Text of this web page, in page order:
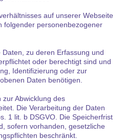
auf unserer Webseite
folgender personenbezogener
zu deren Erfassung und
oder berechtigt sind und
Identifizierung oder zur
Daten benötigen.
Abwicklung des
Die Verarbeitung der Daten
1 lit. b DSGVO. Die Speicherfrist
sofern vorhanden, gesetzliche
beschränkt.